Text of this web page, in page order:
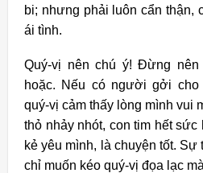
bi; nhưng phải luôn cẩn thận,
ái tình.
Quý-vị nên chú ý! Ðừng
hoặc. Nếu có người gởi cho
quý-vị cảm thấy lòng mình vui
thỏ nhảy nhót, con tim hết sức
kẻ yêu mình, là chuyện tốt.
chỉ muốn kéo quý-vị đọa lạc